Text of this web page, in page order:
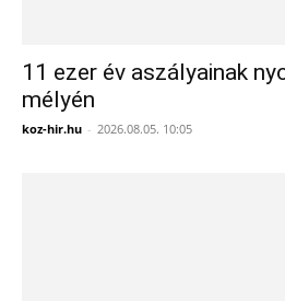
11 ezer év aszályainak
mélyén
koz-hir.hu - 2026.08.05. 10:05